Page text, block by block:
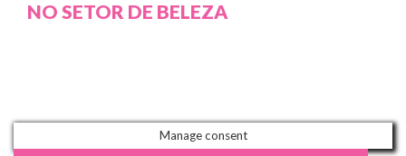
NO SETOR DE BELEZA
Manage consent